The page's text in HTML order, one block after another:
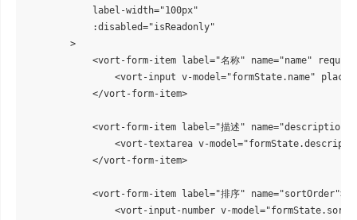
            label-width="100px"
            :disabled="isReadonly"
        >
<vort-form-item label="名称" name="name"
<vort-input v-model="formState.name"
            </vort-form-item>
            <vort-form-item label="描述" name="description">
<vort-textarea v-
            </vort-form-item>
            <vort-form-item label="排序" name="sortOrder">
<vort-input-number v-